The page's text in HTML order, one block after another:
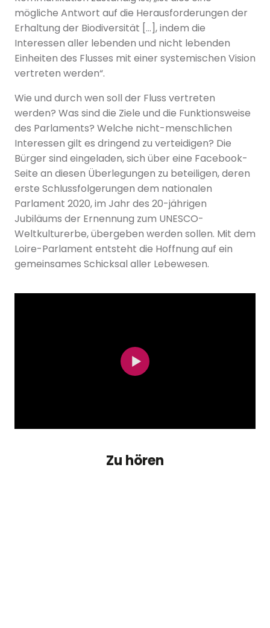
mögliche Antwort auf die Herausforderungen der
Erhaltung der Biodiversität […], indem die
Interessen aller lebenden und nicht lebenden
Einheiten des Flusses mit einer systemischen Vision
vertreten werden“.
Wie und durch wen soll der Fluss vertreten
werden? Was sind die Ziele und die Funktionsweise
des Parlaments? Welche nicht-menschlichen
Interessen gilt es dringend zu verteidigen? Die
Bürger sind eingeladen, sich über eine Facebook-
Seite an diesen Überlegungen zu beteiligen, deren
erste Schlussfolgerungen dem nationalen
Parlament 2020, im Jahr des 20-jährigen
Jubiläums der Ernennung zum UNESCO-
Weltkulturerbe, übergeben werden sollen. Mit dem
Loire-Parlament entsteht die Hoffnung auf ein
gemeinsames Schicksal aller Lebewesen.
Zu hören